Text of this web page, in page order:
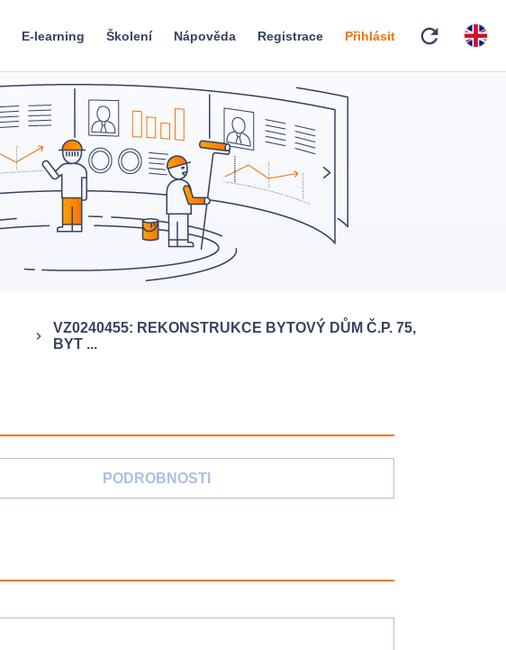
E-learning Školení Nápověda Registrace Přihlásit refresh
keyboard_arrow_right
VZ0240455: REKONSTRUKCE BYTOVÝ DŮM Č.P. 75,
BYT ...
PODROBNOSTI